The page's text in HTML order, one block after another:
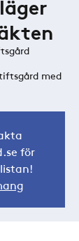
med
för